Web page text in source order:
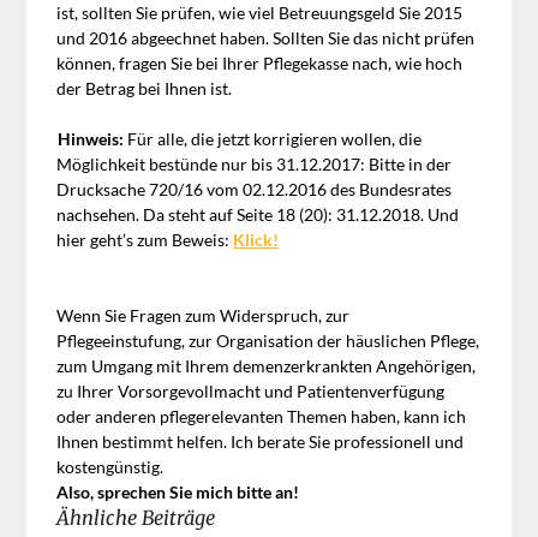
ist, sollten Sie prüfen, wie viel Betreuungsgeld Sie 2015
und 2016 abgeechnet haben. Sollten Sie das nicht prüfen
können, fragen Sie bei Ihrer Pflegekasse nach, wie hoch
der Betrag bei Ihnen ist.
Hinweis: Für alle, die jetzt korrigieren wollen, die
Möglichkeit bestünde nur bis 31.12.2017: Bitte in der
Drucksache 720/16 vom 02.12.2016 des Bundesrates
nachsehen. Da steht auf Seite 18 (20): 31.12.2018. Und
hier geht’s zum Beweis: Klick!
Wenn Sie Fragen zum Widerspruch, zur
Pflegeeinstufung, zur Organisation der häuslichen Pflege,
zum Umgang mit Ihrem demenzerkrankten Angehörigen,
zu Ihrer Vorsorgevollmacht und Patientenverfügung
oder anderen pflegerelevanten Themen haben, kann ich
Ihnen bestimmt helfen. Ich berate Sie professionell und
kostengünstig.
Also, sprechen Sie mich bitte an!
Ähnliche Beiträge